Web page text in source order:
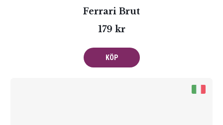
Ferrari Brut
179 kr
KÖP